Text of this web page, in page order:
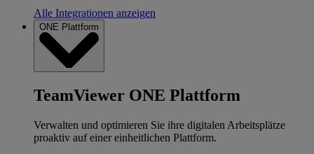
Alle Integrationen anzeigen
ONE Plattform
TeamViewer ONE Plattform
Verwalten und optimieren Sie ihre digitalen Arbeitsplätze
proaktiv auf einer einheitlichen Plattform.